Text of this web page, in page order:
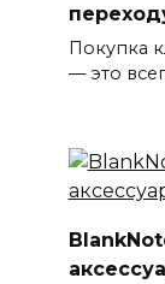
Покупка
— это